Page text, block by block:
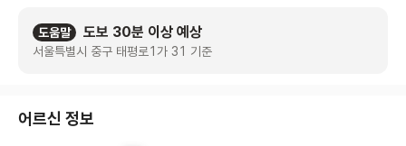
도움말 도보 30분 이상 예상
서울특별시 중구 태평로1가 31 기준
어르신 정보